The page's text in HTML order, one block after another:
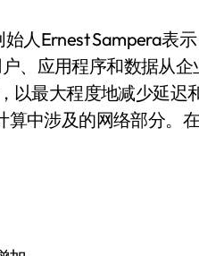
人Ernest Sampera表
户、应用程序和数据从
以最大程度地减少延迟
中涉及的网络部分。